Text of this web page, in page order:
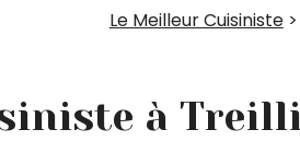
Le Meilleur Cuisiniste >
à